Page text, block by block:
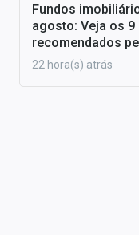
Fundos
agosto: Veja os 9
recomendados
22 hora(s) atrás